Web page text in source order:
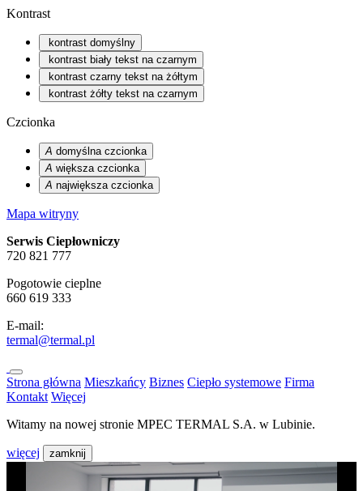
Kontrast
kontrast domyślny
kontrast biały tekst na czarnym
kontrast czarny tekst na żółtym
kontrast żółty tekst na czarnym
Czcionka
A domyślna czcionka
A większa czcionka
A największa czcionka
Mapa witryny
Serwis Ciepłowniczy
720 821 777
Pogotowie cieplne
660 619 333
E-mail:
termal@termal.pl
Strona główna Mieszkańcy Biznes Ciepło systemowe Firma
Kontakt Więcej
Witamy na nowej stronie MPEC TERMAL S.A. w Lubinie.
więcej zamknij